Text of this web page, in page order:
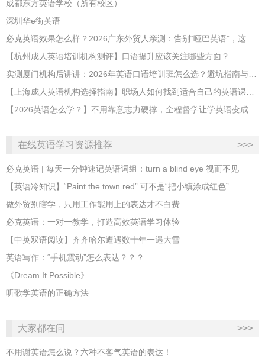
成都东方英语学校（所有校区）
深圳华e街英语
必克英语效果怎么样？2026广东外贸人亲测：告别“哑巴英语”，这才是成年人最高效的自救指南！
【杭州成人英语培训机构测评】口语提升应该关注哪些方面？
实测厦门机构后讲讲：2026年英语口语培训班怎么选？避坑指南与高效学习新范式
【上海成人英语机构选择指南】职场人如何找到适合自己的英语课程？
【2026英语怎么学？】不用靠意志力硬撑，全程督学让学英语变成日常习惯
在线英语学习资源推荐 >>>
必克英语 | 每天一分钟速记英语词组：turn a blind eye 视而不见
​【英语冷知识】“Paint the town red” 可不是“把小镇涂成红色”
做外贸别瞎学，只用工作能用上的表达才不白费
必克英语：一对一教学，打造高效英语学习体验
【中英双语阅读】齐齐哈尔遭遇数十年一遇大雪
英语写作：“手机震动”怎么表达？？？
《Dream It Possible》
听歌学英语的正确方法
大家都在问 >>>
不用谢英语怎么说？六种不客气英语的表达！